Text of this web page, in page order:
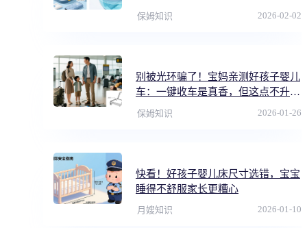
保姆知识 2026-02-02
别被光环骗了！宝妈亲测好孩子婴儿
车：一键收车是真香，但这点不升级
害惨娃
保姆知识 2026-01-26
快看！好孩子婴儿床尺寸选错，宝宝
睡得不舒服家长更糟心
月嫂知识 2026-01-10